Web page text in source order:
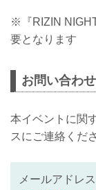
※『RIZIN
要となります
お問い合わせ
本イベントに関
スにご連絡くだ
メールアドレス